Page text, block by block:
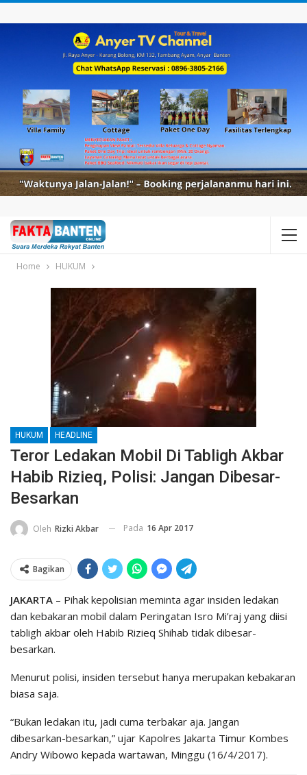
Home HUKUM
HUKUM HEADLINE
Teror Ledakan Mobil Di Tabligh Akbar
Habib Rizieq, Polisi: Jangan Dibesar-
Besarkan
Oleh Rizki Akbar Pada 16 Apr 2017
Bagikan
JAKARTA – Pihak kepolisian meminta agar insiden ledakan
dan kebakaran mobil dalam Peringatan Isro Mi’raj yang diisi
tabligh akbar oleh Habib Rizieq Shihab tidak dibesar-
besarkan.
Menurut polisi, insiden tersebut hanya merupakan kebakaran
biasa saja.
“Bukan ledakan itu, jadi cuma terbakar aja. Jangan
dibesarkan-besarkan,” ujar Kapolres Jakarta Timur Kombes
Andry Wibowo kepada wartawan, Minggu (16/4/2017).